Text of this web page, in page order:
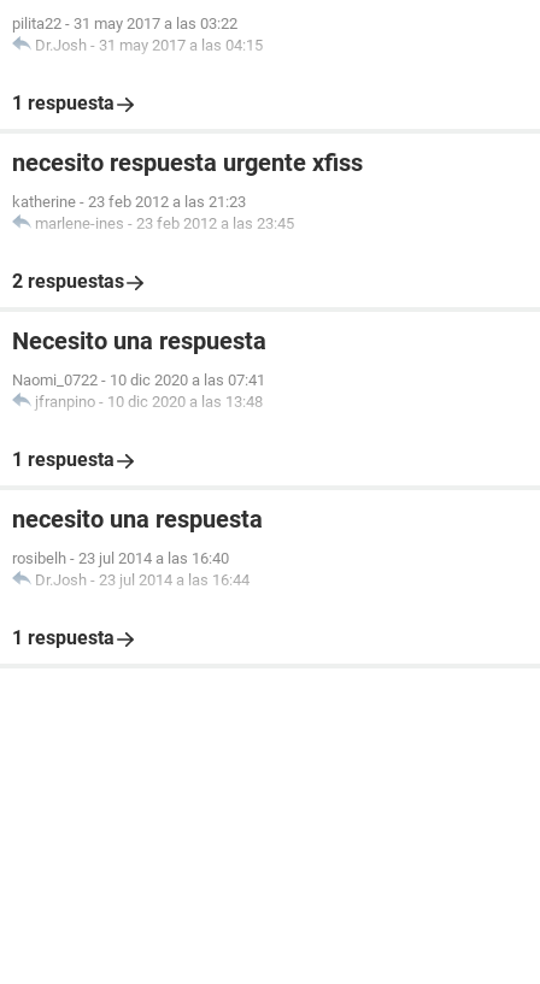
pilita22 - 31 may 2017 a las 03:22
Dr.Josh - 31 may 2017 a las 04:15
1 respuesta
necesito respuesta urgente xfiss
katherine - 23 feb 2012 a las 21:23
marlene-ines - 23 feb 2012 a las 23:45
2 respuestas
Necesito una respuesta
Naomi_0722 - 10 dic 2020 a las 07:41
jfranpino - 10 dic 2020 a las 13:48
1 respuesta
necesito una respuesta
rosibelh - 23 jul 2014 a las 16:40
Dr.Josh - 23 jul 2014 a las 16:44
1 respuesta